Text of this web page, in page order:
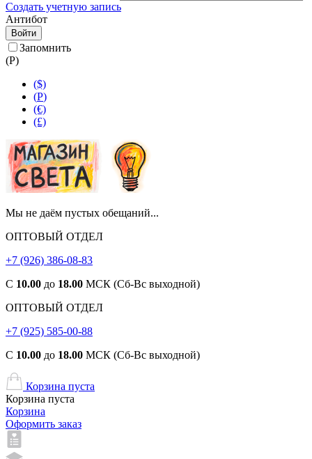
Создать учетную запись
Антибот
Войти
Запомнить
(Р)
($)
(Р)
(€)
(£)
Мы не даём пустых обещаний...
ОПТОВЫЙ ОТДЕЛ
+7 (926) 386-08-83
С 10.00 до 18.00 МСК (Сб-Вс выходной)
ОПТОВЫЙ ОТДЕЛ
+7 (925) 585-00-88
С 10.00 до 18.00 МСК (Сб-Вс выходной)
Корзина пуста
Корзина пуста
Корзина
Оформить заказ